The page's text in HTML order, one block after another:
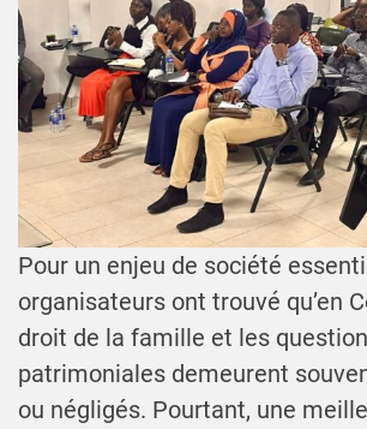
Pour un enjeu de société
organisateurs ont trouvé qu’en
droit de la famille et les
patrimoniales demeurent
ou négligés. Pourtant, une